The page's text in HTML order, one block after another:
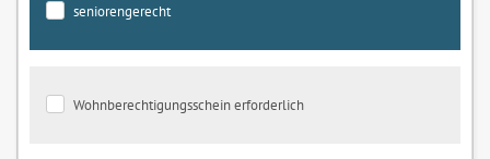
seniorengerecht
Wohnberechtigungsschein erforderlich